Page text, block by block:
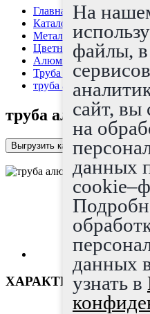
Главная страница
Каталог
Металлопрокат
Цветные металлы
Алюминий, дюраль
Труба алюминиевая
труба алюминиевая
труба
Выгрузить каталог в Excel
ХАРАКТЕРИСТИКИ
На
файлы,
сайт, вы
на
данных
данных
узнать в